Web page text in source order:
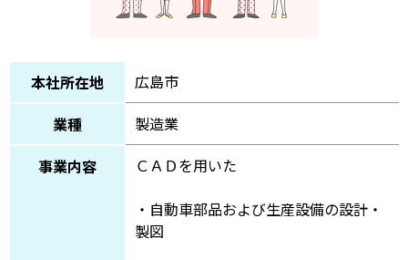
本社所在地
広島市
業種
製造業
事業内容
ＣＡＤを用いた
・自動車部品および生産設備の設計・
製図